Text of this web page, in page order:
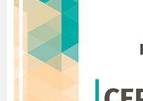
а
так же умение
бактериях при
повседневной
развитию грамотной
внимания,